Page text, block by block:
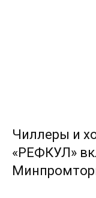
Чиллеры и
«РЕФКУЛ»